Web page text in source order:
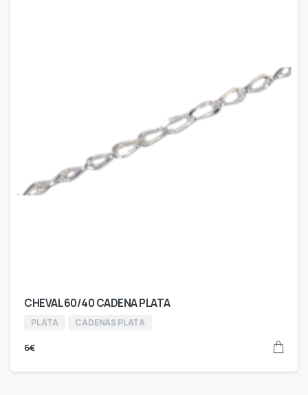
CHEVAL 60/40 CADENA PLATA
PLATA CADENAS PLATA
6€